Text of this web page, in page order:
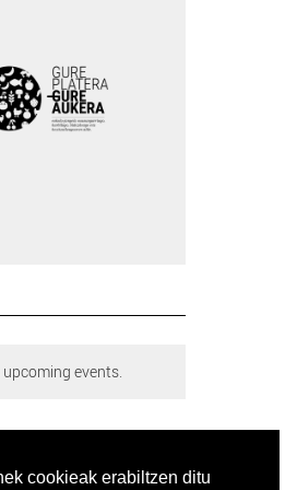
cookieak erabiltzen ditu
events.